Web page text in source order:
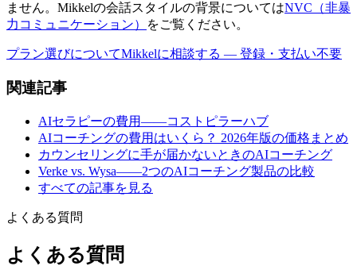
ません。Mikkelの会話スタイルの背景についてはNVC（非暴
力コミュニケーション）
をご覧ください。
プラン選びについてMikkelに相談する — 登録・支払い不要
関連記事
AIセラピーの費用——コストピラーハブ
AIコーチングの費用はいくら？ 2026年版の価格まとめ
カウンセリングに手が届かないときのAIコーチング
Verke vs. Wysa——2つのAIコーチング製品の比較
すべての記事を見る
よくある質問
よくある質問